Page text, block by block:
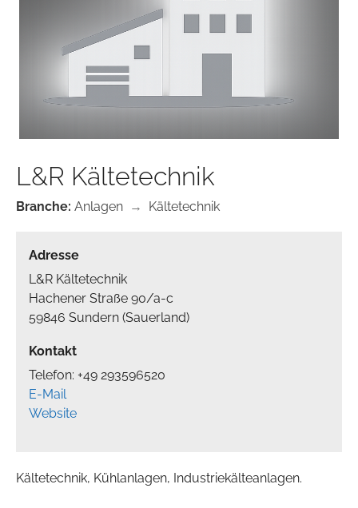
L&R Kältetechnik
Branche: Anlagen → Kältetechnik
Adresse
L&R Kältetechnik
Hachener Straße 90/a-c
59846 Sundern (Sauerland)
Kontakt
Telefon: +49 293596520
E-Mail
Website
Kältetechnik, Kühlanlagen, Industriekälteanlagen.